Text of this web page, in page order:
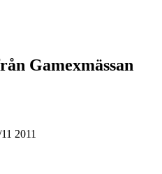
Gamexmässan
2011